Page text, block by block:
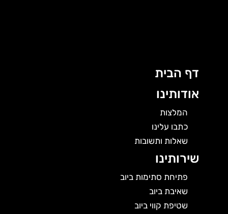
דף הבית
אודותינו
המלצות
כתבו עלינו
שאלות ותשובות
שירותינו
פתיחת סתימות ביוב
שאיבת ביוב
שטיפת קווי ביוב